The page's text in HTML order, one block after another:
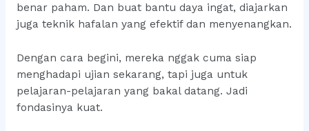
benar paham. Dan buat bantu daya ingat, diajarkan
juga teknik hafalan yang efektif dan menyenangkan.
Dengan cara begini, mereka nggak cuma siap
menghadapi ujian sekarang, tapi juga untuk
pelajaran-pelajaran yang bakal datang. Jadi
fondasinya kuat.